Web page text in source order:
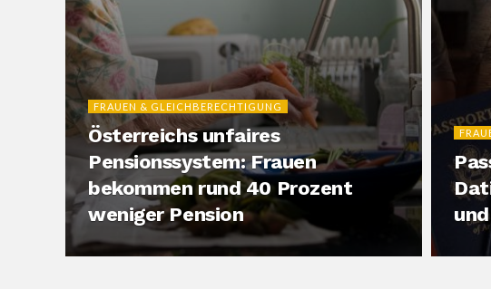
FRAUEN & GLEICHBERECHTIGUNG
Österreichs unfaires
Pensionssystem: Frauen
bekommen rund 40 Prozent
weniger Pension